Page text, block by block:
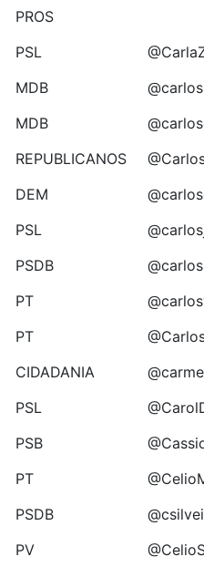
PROS
PSL
MDB
MDB
REPUBLICANOS
DEM
PSL
PSDB
PT
PT
CIDADANIA
PSL
PSB
PT
PSDB
PV